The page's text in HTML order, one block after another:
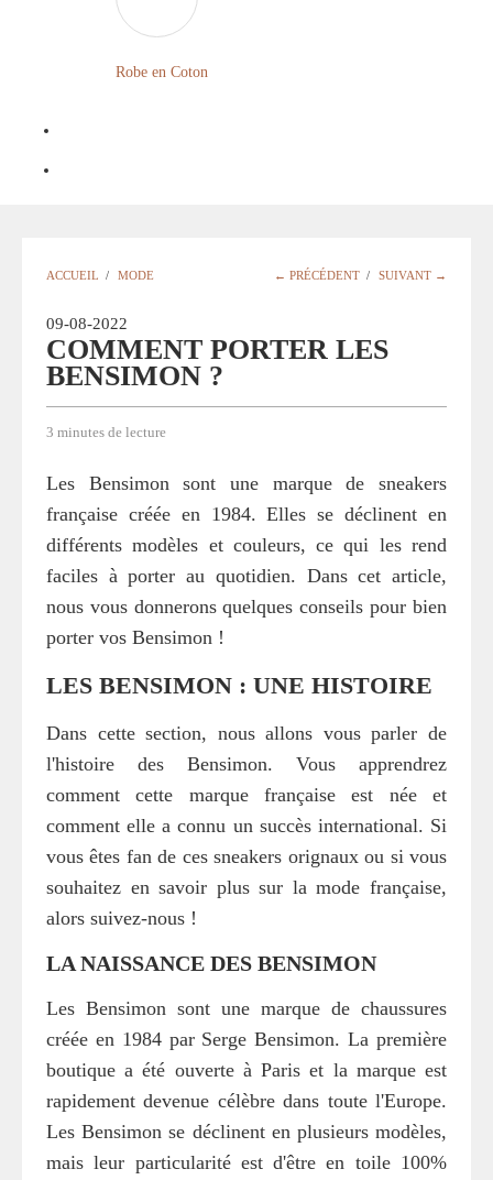
FLEURIE
Blog
?
Robe en Coton
ACCUEIL / MODE ← PRÉCÉDENT / SUIVANT →
09-08-2022
COMMENT PORTER LES
BENSIMON ?
3 minutes de lecture
Les Bensimon sont une marque de sneakers
française créée en 1984. Elles se déclinent en
différents modèles et couleurs, ce qui les rend
faciles à porter au quotidien. Dans cet article,
nous vous donnerons quelques conseils pour bien
porter vos Bensimon !
LES BENSIMON : UNE HISTOIRE
Dans cette section, nous allons vous parler de
l'histoire des Bensimon. Vous apprendrez
comment cette marque française est née et
comment elle a connu un succès international. Si
vous êtes fan de ces sneakers orignaux ou si vous
souhaitez en savoir plus sur la mode française,
alors suivez-nous !
LA NAISSANCE DES BENSIMON
Les Bensimon sont une marque de chaussures
créée en 1984 par Serge Bensimon. La première
boutique a été ouverte à Paris et la marque est
rapidement devenue célèbre dans toute l'Europe.
Les Bensimon se déclinent en plusieurs modèles,
mais leur particularité est d'être en toile 100%